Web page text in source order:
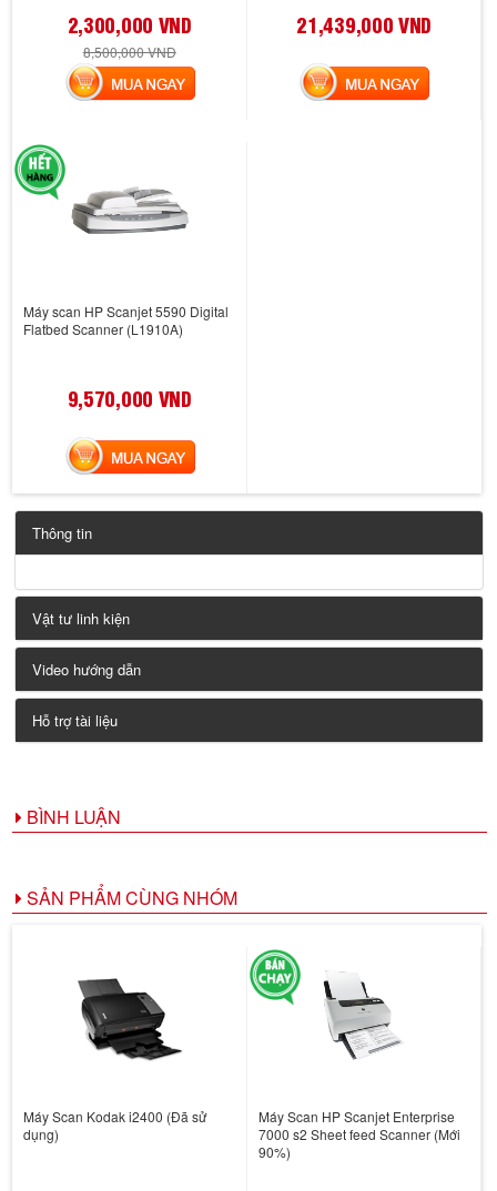
2,300,000 VND
8,500,000 VND
MUA NGAY
21,439,000 VND
MUA NGAY
Máy scan HP Scanjet 5590 Digital
Flatbed Scanner (L1910A)
9,570,000 VND
MUA NGAY
Thông tin
Vật tư linh kiện
Video hướng dẫn
Hỗ trợ tài liệu
BÌNH LUẬN
SẢN PHẨM CÙNG NHÓM
Máy Scan Kodak i2400 (Đã sử
dụng)
Máy Scan HP Scanjet Enterprise
7000 s2 Sheet feed Scanner (Mới
90%)